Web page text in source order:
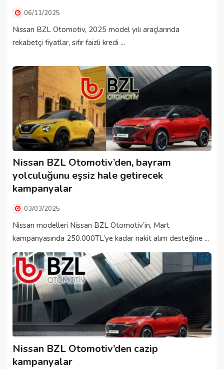
06/11/2025
Nissan BZL Otomotiv, 2025 model yılı araçlarında
rekabetçi fiyatlar, sıfır faizli kredi ...
Nissan BZL Otomotiv’den, bayram
yolculuğunu eşsiz hale getirecek
kampanyalar
03/03/2025
Nissan modelleri Nissan BZL Otomotiv’in, Mart
kampanyasında 250.000TL’ye kadar nakit alım desteğine ...
Nissan BZL Otomotiv’den cazip
kampanyalar